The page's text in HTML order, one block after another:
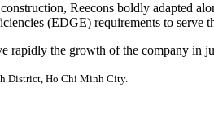
Reecons boldly adapted
(EDGE) requirements to serve
the growth of the company in
District, Ho Chi Minh City.